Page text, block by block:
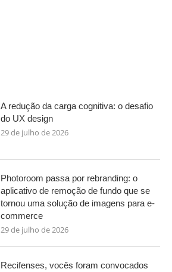
A redução da carga cognitiva: o desafio
do UX design
29 de julho de 2026
Photoroom passa por rebranding: o
aplicativo de remoção de fundo que se
tornou uma solução de imagens para e-
commerce
29 de julho de 2026
Recifenses, vocês foram convocados